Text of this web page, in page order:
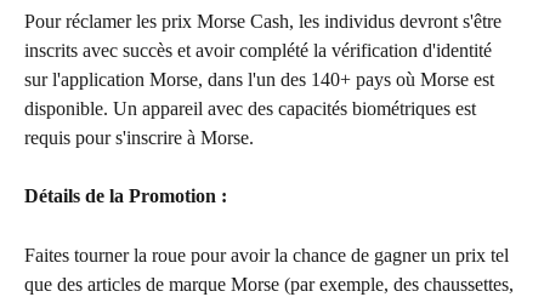
Pour réclamer les prix Morse Cash, les individus devront s'être
inscrits avec succès et avoir complété la vérification d'identité
sur l'application Morse, dans l'un des 140+ pays où Morse est
disponible. Un appareil avec des capacités biométriques est
requis pour s'inscrire à Morse.
Détails de la Promotion :
Faites tourner la roue pour avoir la chance de gagner un prix tel
que des articles de marque Morse (par exemple, des chaussettes,